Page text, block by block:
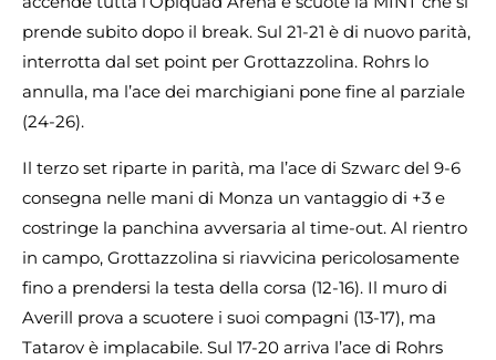
prende subito dopo il break. Sul 21-21 è di nuovo parità,
interrotta dal set point per Grottazzolina. Rohrs lo
annulla, ma l’ace dei marchigiani pone fine al parziale
(24-26).
Il terzo set riparte in parità, ma l’ace di Szwarc del 9-6
consegna nelle mani di Monza un vantaggio di +3 e
costringe la panchina avversaria al time-out. Al rientro
in campo, Grottazzolina si riavvicina pericolosamente
fino a prendersi la testa della corsa (12-16). Il muro di
Averill prova a scuotere i suoi compagni (13-17), ma
Tatarov è implacabile. Sul 17-20 arriva l’ace di Rohrs